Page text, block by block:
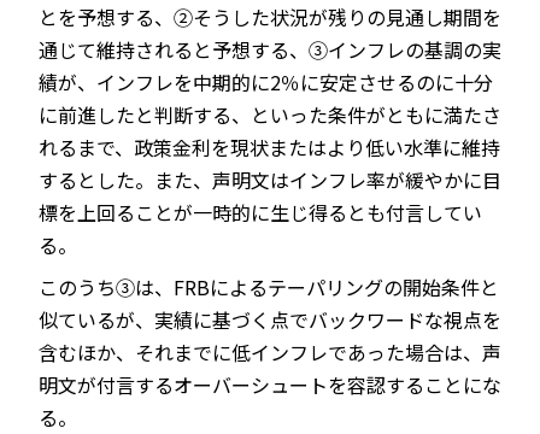
とを予想する、②そうした状況が残りの見通し期間を
通じて維持されると予想する、③インフレの基調の実
績が、インフレを中期的に2％に安定させるのに十分
に前進したと判断する、といった条件がともに満たさ
れるまで、政策金利を現状またはより低い水準に維持
するとした。また、声明文はインフレ率が緩やかに目
標を上回ることが一時的に生じ得るとも付言してい
る。
このうち③は、FRBによるテーパリングの開始条件と
似ているが、実績に基づく点でバックワードな視点を
含むほか、それまでに低インフレであった場合は、声
明文が付言するオーバーシュートを容認することにな
る。